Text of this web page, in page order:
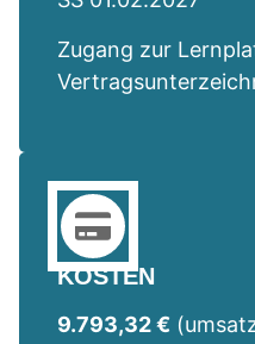
Zugang zur
KOSTEN
9.793,32 €